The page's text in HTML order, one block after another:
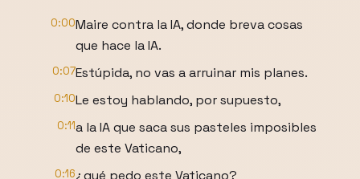
0:00Maire contra la IA, donde breva cosas
que hace la IA.
0:07Estúpida, no vas a arruinar mis planes.
0:10Le estoy hablando, por supuesto,
0:11a la IA que saca sus pasteles imposibles
de este Vaticano,
0:16¿qué pedo este Vaticano?